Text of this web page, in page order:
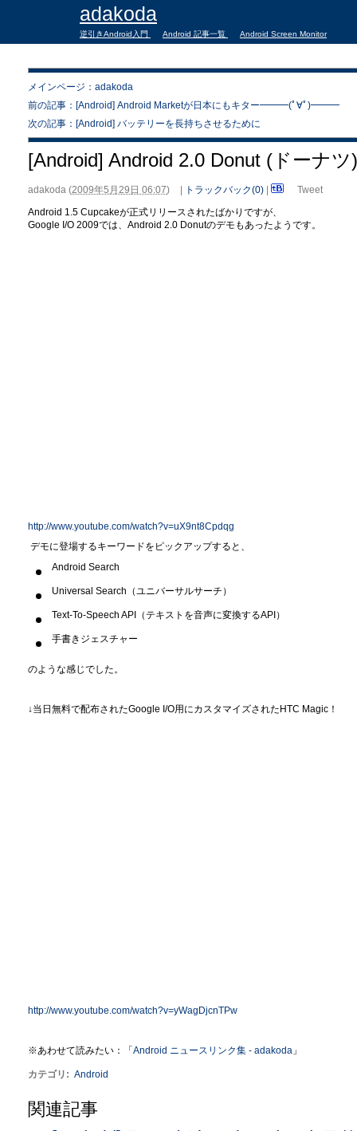
adakoda
逆引きAndroid入門 Android 記事一覧 Android Screen Monitor
メインページ：adakoda
前の記事：[Android] Android Marketが日本にもキター━━━(ﾟ∀ﾟ)━━━
次の記事：[Android] バッテリーを長持ちさせるために
[Android] Android 2.0 Donut (ドーナツ)
adakoda (2009年5月29日 06:07) トラックバック(0)
Tweet
Android 1.5 Cupcakeが正式リリースされたばかりですが、
Google I/O 2009では、Android 2.0 Donutのデモもあったようです。
http://www.youtube.com/watch?v=uX9nt8Cpdqg
デモに登場するキーワードをピックアップすると、
Android Search
Universal Search（ユニバーサルサーチ）
Text-To-Speech API（テキストを音声に変換するAPI）
手書きジェスチャー
のような感じでした。
↓当日無料で配布されたGoogle I/O用にカスタマイズされたHTC Magic！
http://www.youtube.com/watch?v=yWagDjcnTPw
※あわせて読みたい：「Android ニュースリンク集 - adakoda 」
カテゴリ : Android
関連記事